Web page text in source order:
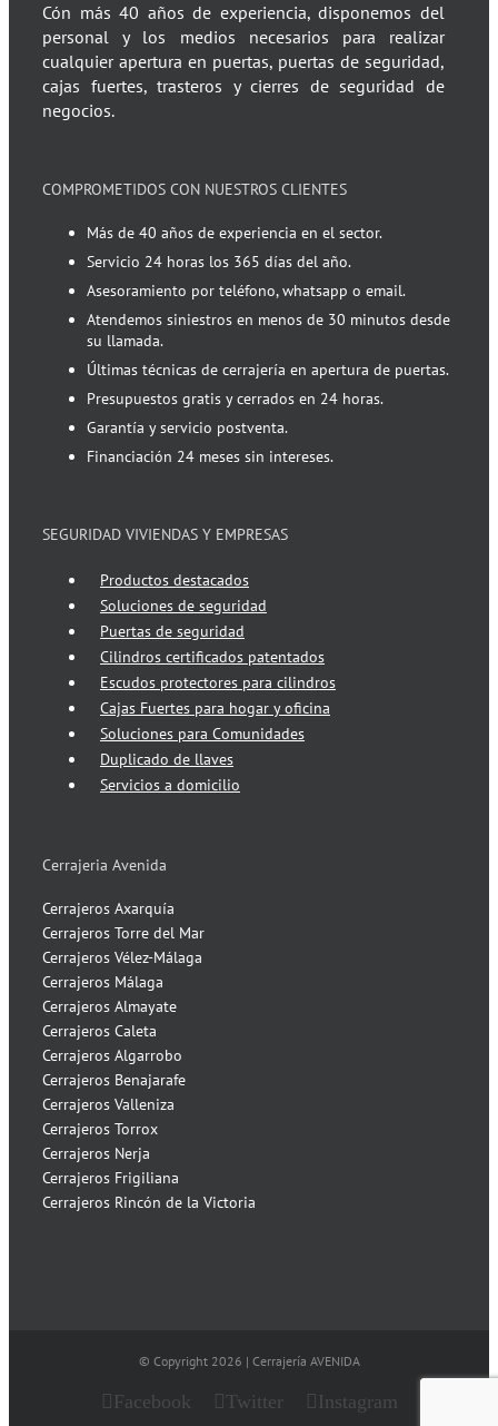
Cón más 40 años de experiencia, disponemos del
personal y los medios necesarios para realizar
cualquier apertura en puertas, puertas de seguridad,
cajas fuertes, trasteros y cierres de seguridad de
negocios.
COMPROMETIDOS CON NUESTROS CLIENTES
Más de 40 años de experiencia en el sector.
Servicio 24 horas los 365 días del año.
Asesoramiento por teléfono, whatsapp o email.
Atendemos siniestros en menos de 30 minutos desde
su llamada.
Últimas técnicas de cerrajería en apertura de puertas.
Presupuestos gratis y cerrados en 24 horas.
Garantía y servicio postventa.
Financiación 24 meses sin intereses.
SEGURIDAD VIVIENDAS Y EMPRESAS
Productos destacados
Soluciones de seguridad
Puertas de seguridad
Cilindros certificados patentados
Escudos protectores para cilindros
Cajas Fuertes para hogar y oficina
Soluciones para Comunidades
Duplicado de llaves
Servicios a domicilio
Cerrajeria Avenida
Cerrajeros Axarquía
Cerrajeros Torre del Mar
Cerrajeros Vélez-Málaga
Cerrajeros Málaga
Cerrajeros Almayate
Cerrajeros Caleta
Cerrajeros Algarrobo
Cerrajeros Benajarafe
Cerrajeros Valleniza
Cerrajeros Torrox
Cerrajeros Nerja
Cerrajeros Frigiliana
Cerrajeros Rincón de la Victoria
© Copyright 2026 | Cerrajería AVENIDA
Facebook Twitter Instagram